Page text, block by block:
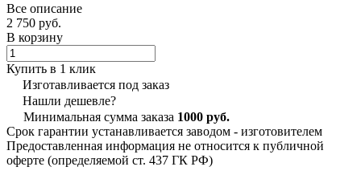
Все описание
2 750 руб.
В корзину
Купить в 1 клик
Изготавливается под заказ
Нашли дешевле?
Минимальная сумма заказа 1000 руб.
Срок гарантии устанавливается заводом - изготовителем
Предоставленная информация не относится к публичной
оферте (определяемой ст. 437 ГК РФ)